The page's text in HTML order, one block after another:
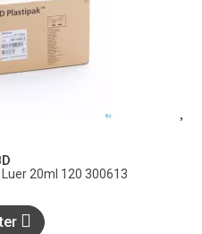
20ml 120 300613